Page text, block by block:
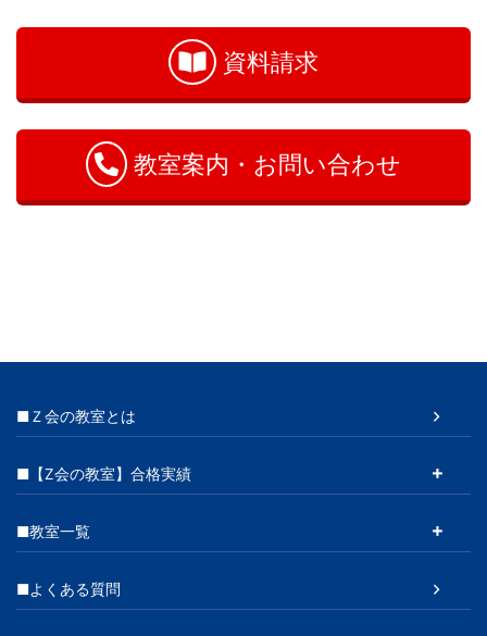
資料請求
教室案内・お問い合わせ
■Ｚ会の教室とは
■【Z会の教室】合格実績
■教室一覧
■よくある質問